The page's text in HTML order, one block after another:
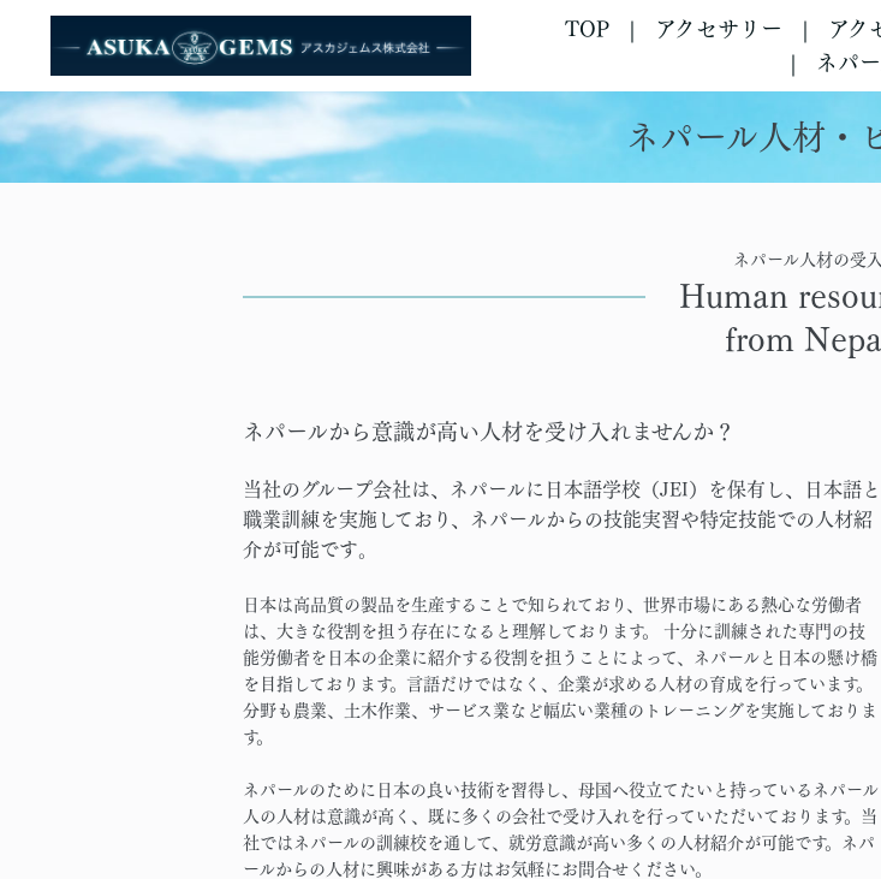
TOP アクセサリー アク
ネパ
ネパール人材・
ネパール人材の受入
Human
from
ネパールから意識が高い人材を受け入れませんか？
当社のグループ会社は、ネパールに日本語学校（JEI）を保有し、日本語と
職業訓練を実施しており、ネパールからの技能実習や特定技能での人材紹
介が可能です。
日本は高品質の製品を生産することで知られており、世界市場にある熱心な労働者
は、大きな役割を担う存在になると理解しております。 十分に訓練された専門の技
能労働者を日本の企業に紹介する役割を担うことによって、ネパールと日本の懸け橋
を目指しております。言語だけではなく、企業が求める人材の育成を行っています。
分野も農業、土木作業、サービス業など幅広い業種のトレーニングを実施しておりま
す。
ネパールのために日本の良い技術を習得し、母国へ役立てたいと持っているネパール
人の人材は意識が高く、既に多くの会社で受け入れを行っていただいております。当
社ではネパールの訓練校を通して、就労意識が高い多くの人材紹介が可能です。ネパ
ールからの人材に興味がある方はお気軽にお問合せください。